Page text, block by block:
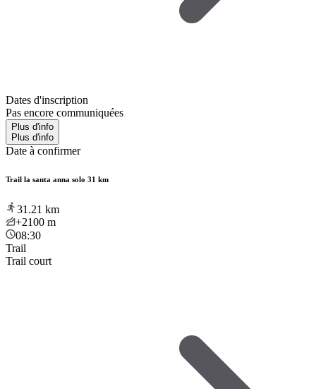
Dates d'inscription
Pas encore communiquées
Plus d'info
Plus d'info
Date à confirmer
Trail la santa anna solo 31 km
31.21 km
+2100 m
08:30
Trail
Trail court